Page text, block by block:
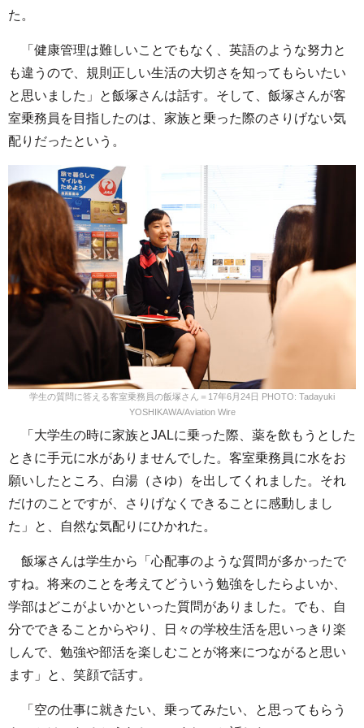
た。
「健康管理は難しいことでもなく、英語のような努力と
も違うので、規則正しい生活の大切さを知ってもらいたい
と思いました」と飯塚さんは話す。そして、飯塚さんが客
室乗務員を目指したのは、家族と乗った際のさりげない気
配りだったという。
学生の質問に答える客室乗務員の飯塚さん＝17年6月24日 PHOTO: Tadayuki
YOSHIKAWA/Aviation Wire
「大学生の時に家族とJALに乗った際、薬を飲もうとした
ときに手元に水がありませんでした。客室乗務員に水をお
願いしたところ、白湯（さゆ）を出してくれました。それ
だけのことですが、さりげなくできることに感動しまし
た」と、自然な気配りにひかれた。
飯塚さんは学生から「心配事のような質問が多かったで
すね。将来のことを考えてどういう勉強をしたらよいか、
学部はどこがよいかといった質問がありました。でも、自
分でできることからやり、日々の学校生活を思いっきり楽
しんで、勉強や部活を楽しむことが将来につながると思い
ます」と、笑顔で話す。
「空の仕事に就きたい、乗ってみたい、と思ってもらう